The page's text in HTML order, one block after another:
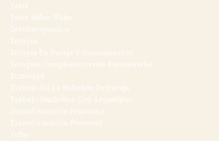
Tarot
Tarot Rider-Waite
Tarotterapeutico
Terapia
Terapia De Pareja Y Comunicación
Terapias Complementarias Emocionales
Toxicidad
Trabajo En La Relación De Pareja
Trabajo Simbólico Con Arquetipos
Transformación Femenina
Transformación Personal
Tribu